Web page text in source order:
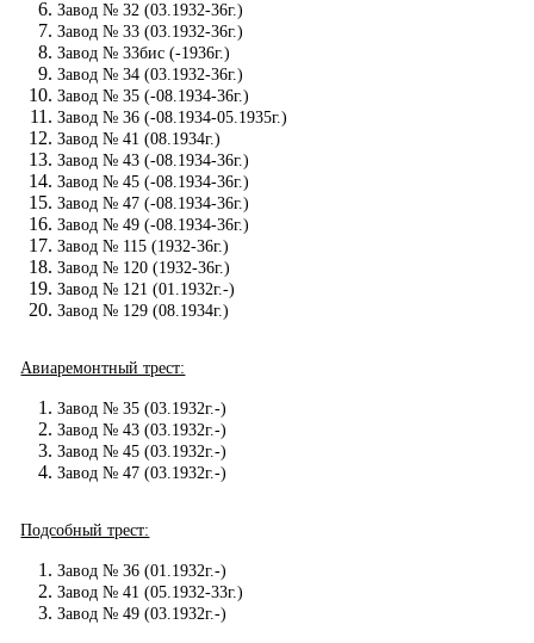
Завод № 32 (03.1932-36г.)
Завод № 33 (03.1932-36г.)
Завод № 33бис (-1936г.)
Завод № 34 (03.1932-36г.)
Завод № 35 (-08.1934-36г.)
Завод № 36 (-08.1934-05.1935г.)
Завод № 41 (08.1934г.)
Завод № 43 (-08.1934-36г.)
Завод № 45 (-08.1934-36г.)
Завод № 47 (-08.1934-36г.)
Завод № 49 (-08.1934-36г.)
Завод № 115 (1932-36г.)
Завод № 120 (1932-36г.)
Завод № 121 (01.1932г.-)
Завод № 129 (08.1934г.)
Авиаремонтный трест:
Завод № 35 (03.1932г.-)
Завод № 43 (03.1932г.-)
Завод № 45 (03.1932г.-)
Завод № 47 (03.1932г.-)
Подсобный трест:
Завод № 36 (01.1932г.-)
Завод № 41 (05.1932-33г.)
Завод № 49 (03.1932г.-)